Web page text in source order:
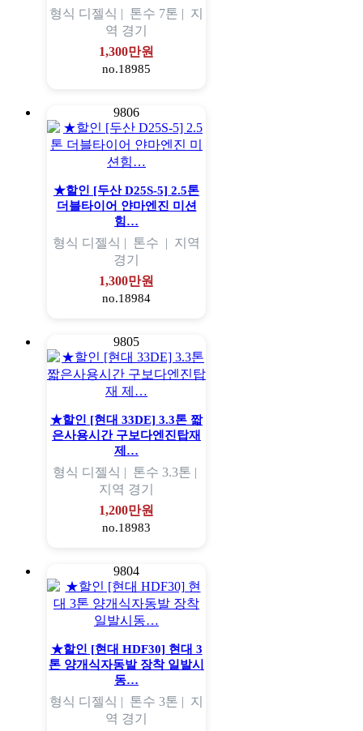
형식 디젤식 | 톤수 7톤 | 지
역 경기
1,300만원
no.18985
9806
★할인 [두산 D25S-5] 2.5톤
더블타이어 얀마엔진 미션
힘…
형식 디젤식 | 톤수 | 지역
경기
1,300만원
no.18984
9805
★할인 [현대 33DE] 3.3톤 짧
은사용시간 구보다엔진탑재
제…
형식 디젤식 | 톤수 3.3톤 |
지역 경기
1,200만원
no.18983
9804
★할인 [현대 HDF30] 현대 3
톤 양개식자동발 장착 일발시
동…
형식 디젤식 | 톤수 3톤 | 지
역 경기